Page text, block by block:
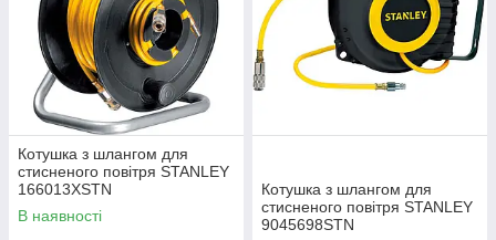
Котушка з шлангом для
стисненого повітря STANLEY
166013XSTN
В наявності
Котушка з шлангом для
стисненого повітря STANLEY
9045698STN